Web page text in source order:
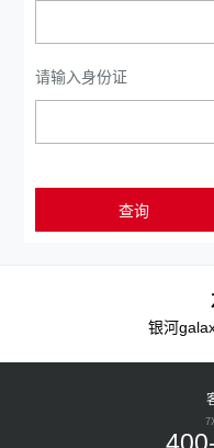
请输入身份证
银河